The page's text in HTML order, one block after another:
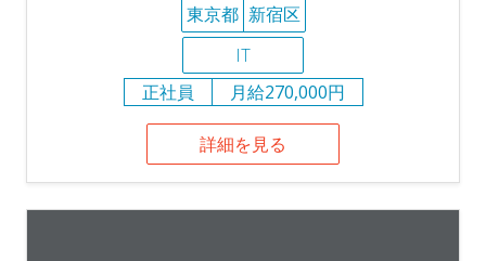
東京都 新宿区
IT
正社員
月給270,000円
詳細を見る